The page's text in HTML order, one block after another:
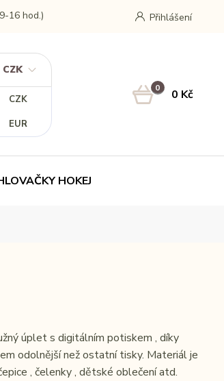
CZK
CZK
EUR
Přihlášení
16 hod.)
0 0 Kč
HOKEJ
úplet s digitálním potiskem , díky
odolnější než ostatní tisky. Materiál je
, čelenky , dětské oblečení atd.